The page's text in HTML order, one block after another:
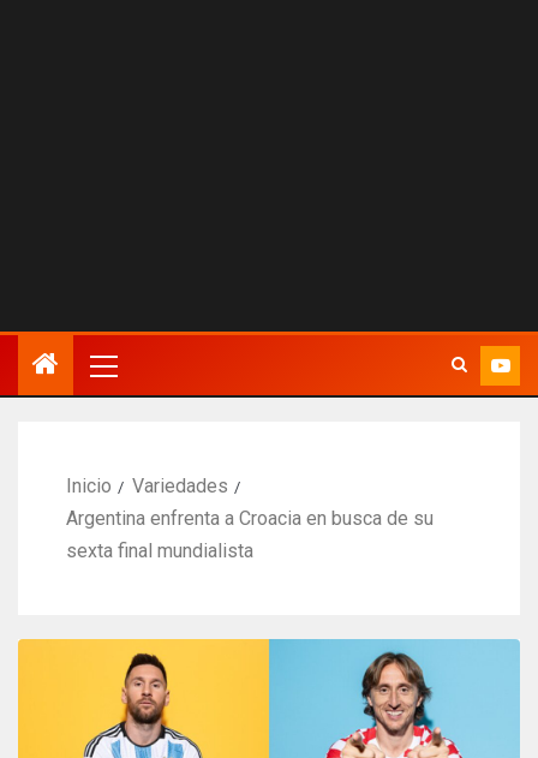
Inicio
Variedades
Argentina enfrenta a Croacia en busca de su
sexta final mundialista